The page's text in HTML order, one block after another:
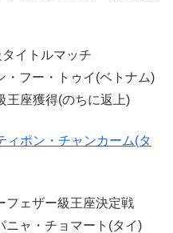
イトルマッチ
フー・トゥイ(ベトナム)
座獲得(のちに返上)
ィポン・チャンカーム(タ
フェザー級王座決定戦
ャ・チョマート(タイ)